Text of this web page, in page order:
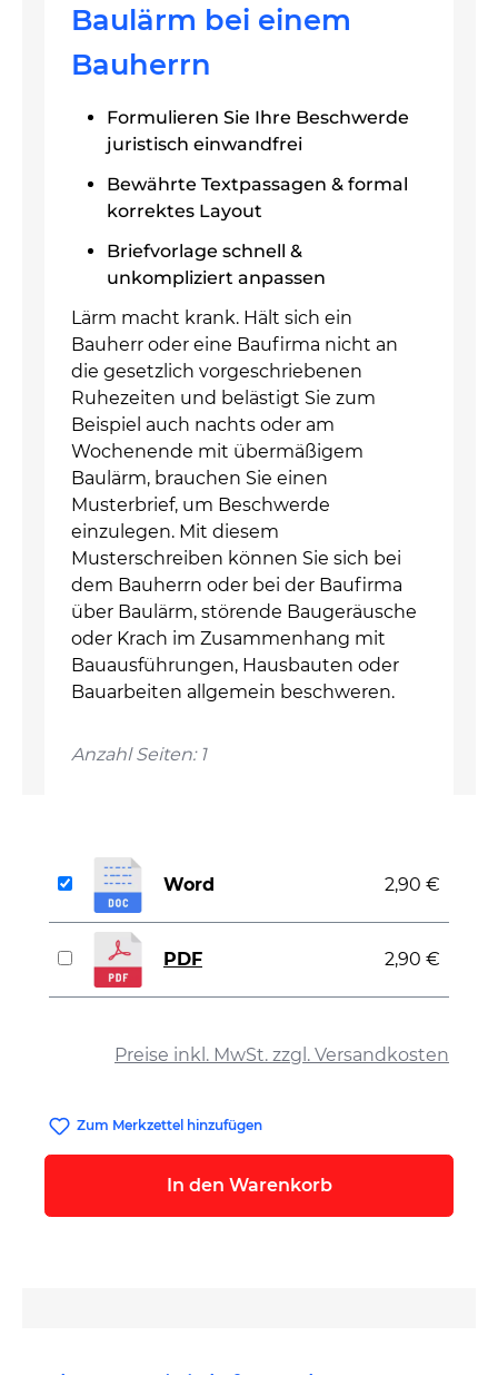
Baulärm bei einem
Bauherrn
Formulieren Sie Ihre Beschwerde
juristisch einwandfrei
Bewährte Textpassagen & formal
korrektes Layout
Briefvorlage schnell &
unkompliziert anpassen
Lärm macht krank. Hält sich ein
Bauherr oder eine Baufirma nicht an
die gesetzlich vorgeschriebenen
Ruhezeiten und belästigt Sie zum
Beispiel auch nachts oder am
Wochenende mit übermäßigem
Baulärm, brauchen Sie einen
Musterbrief, um Beschwerde
einzulegen. Mit diesem
Musterschreiben können Sie sich bei
dem Bauherrn oder bei der Baufirma
über Baulärm, störende Baugeräusche
oder Krach im Zusammenhang mit
Bauausführungen, Hausbauten oder
Bauarbeiten allgemein beschweren.
Anzahl Seiten: 1
Preise inkl. MwSt. zzgl. Versandkosten
Word 2,90 €
PDF 2,90 €
Zum Merkzettel hinzufügen
In den Warenkorb